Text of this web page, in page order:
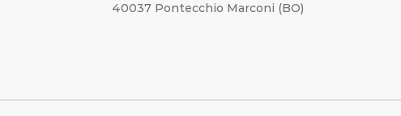
40037 Pontecchio Marconi (BO)